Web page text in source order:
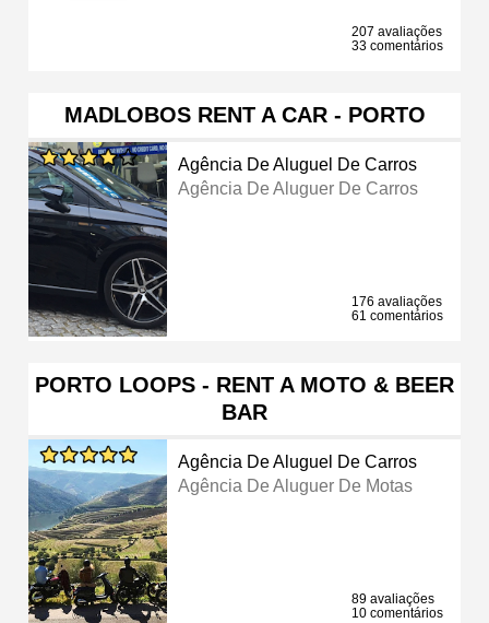
207 avaliações
33 comentários
MADLOBOS RENT A CAR - PORTO
Agência De Aluguel De Carros
Agência De Aluguer De Carros
176 avaliações
61 comentários
PORTO LOOPS - RENT A MOTO & BEER
BAR
Agência De Aluguel De Carros
Agência De Aluguer De Motas
89 avaliações
10 comentários